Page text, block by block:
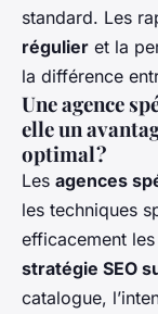
standard. Les
régulier et la
la différence
Une agence
elle un
optimal ?
Les agences
les techniques
efficacement
stratégie SEO
catalogue,